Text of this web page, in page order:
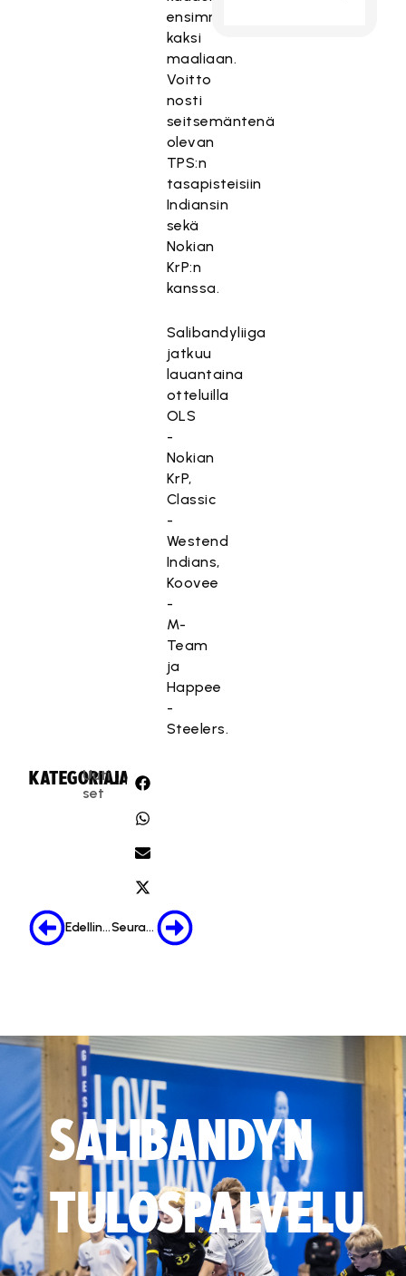
ensimmäiset
kaksi
maaliaan.
Voitto
nosti
seitsemäntenä
olevan
TPS:n
tasapisteisiin
Indiansin
sekä
Nokian
KrP:n
kanssa.
Salibandyliiga
jatkuu
lauantaina
otteluilla
OLS
-
Nokian
KrP,
Classic
-
Westend
Indians,
Koovee
-
M-
Team
ja
Happee
-
Steelers.
KATEGORIA:
Uuti
set
JAA:
Edellinen Seuraava
SALIBANDYN
TULOSPALVELU